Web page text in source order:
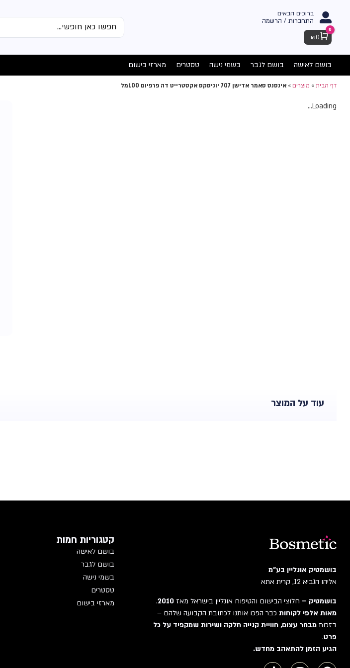
ברוכים הבאים
התחברות / הרשמה
Cart
0
₪0
בושם לאישה בושם לגבר בשמי נישה טסטרים מארזי בישום
דף הבית» מוצרים» אינסנס סאמר אדישן 707 יוניסקס אקסטרייט דה פרפיום 100מל
Loading...
עוד על המוצר
בושמטיק אונליין בע"מ
אליהו הנביא 12, קרית אתא
בושמטיק – חלוצי הבישום והטיפוח אונליין בישראל מאז 2010
.
מאות אלפי לקוחות כבר הפכו אותנו לכתובת הקבועה שלהם –
בזכות מבחר עצום, חוויית קנייה חלקה ושירות שמקפיד על כל
פרט.
הגיע הזמן להתאהב מחדש.
קטגוריות חמות
בושם לאישה
בושם לגבר
בשמי נישה
טסטרים
מארזי בישום